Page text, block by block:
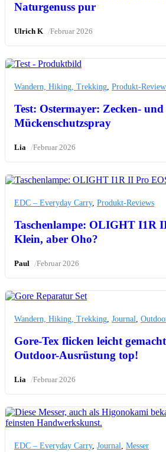
Naturgenuss pur
Ulrich K /Februar 2026
Wandern, Hiking, Trekking, Produkt-
Test: Ostermayer: Zecken- und
Mückenschutzspray
Lia /Februar 2026
EDC – Everyday Carry, Produkt-Reviews
Taschenlampe: OLIGHT I1R
Klein, aber Oho?
Paul /Februar 2026
Wandern, Hiking, Trekking, Journal,
Gore-Tex flicken leicht
Outdoor-Ausrüstung top!
Lia /Februar 2026
EDC – Everyday Carry, Journal, Messer